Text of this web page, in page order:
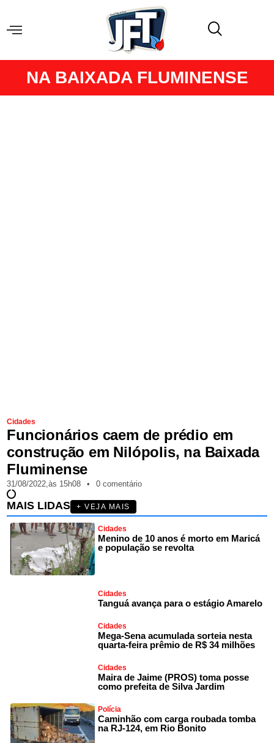
NA BAIXADA FLUMINENSE
Cidades
Funcionários caem de prédio em
construção em Nilópolis, na Baixada
Fluminense
31/08/2022,às 15h08 • 0 comentário
MAIS LIDAS + VEJA MAIS
Cidades
Menino de 10 anos é morto em Maricá
e população se revolta
Cidades
Tanguá avança para o estágio Amarelo
Cidades
Mega-Sena acumulada sorteia nesta
quarta-feira prêmio de R$ 34 milhões
Cidades
Maira de Jaime (PROS) toma posse
como prefeita de Silva Jardim
Polícia
Caminhão com carga roubada tomba
na RJ-124, em Rio Bonito